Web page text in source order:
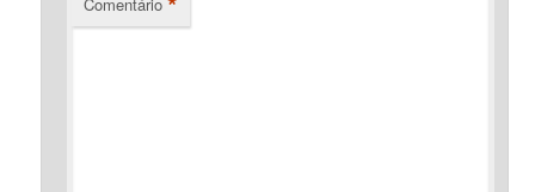
Comentário